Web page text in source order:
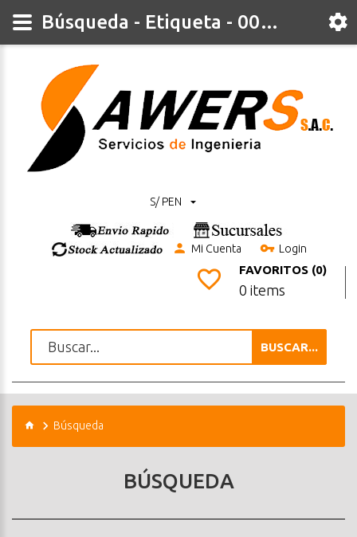
S/ PEN
Mi Cuenta Login
FAVORITOS (0)
0 items
BUSCAR...
Búsqueda
BÚSQUEDA
Búsqueda - Etiqueta - 00zh